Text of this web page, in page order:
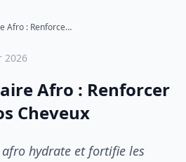
Masque Capillaire Afro : Renforcer et Sublimer Vos Cheveux
2026
Afro : Renforcer
Cheveux
hydrate et fortifie les